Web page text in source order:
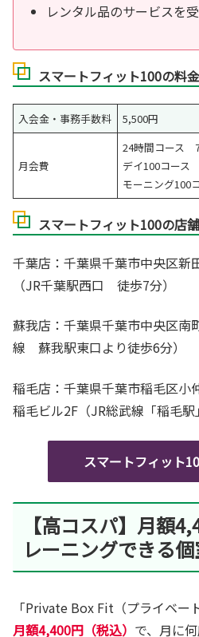
レンタル品のサービスを
スマートフィット100の料金
入会金・事務手数料 5,500円
月会費
24時間コース
デイ100コース
モーニング100
スマートフィット100の店
千葉店：千葉県千葉市中央区新
（JR千葉駅西口 徒歩7分）
蘇我店：千葉県千葉市中央区南
線 蘇我駅東口より徒歩6分）
稲毛店：千葉県千葉市稲毛区小
稲毛ビル2F（JR総武線「稲毛駅
スマートフィット
【高コスパ】月額
レーニングできる
「Private Box Fit（プライベー
月額4,400円（税込） で、月に